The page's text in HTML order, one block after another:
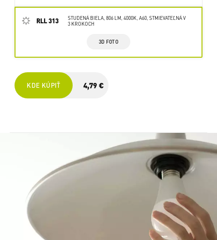
RLL 313
STUDENÁ BIELA, 806 LM, 4000K, A60, STMIEVATEĽNÁ V
3 KROKOCH
3D FOTO
KDE KÚPIŤ 4,79 €